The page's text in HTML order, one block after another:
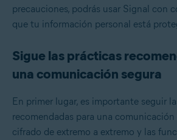
precauciones, podrás usar Signal con
que tu información personal está
Sigue las prácticas
una comunicación segura
En primer lugar, es importante seguir
recomendadas para una comunicación
cifrado de extremo a extremo y las